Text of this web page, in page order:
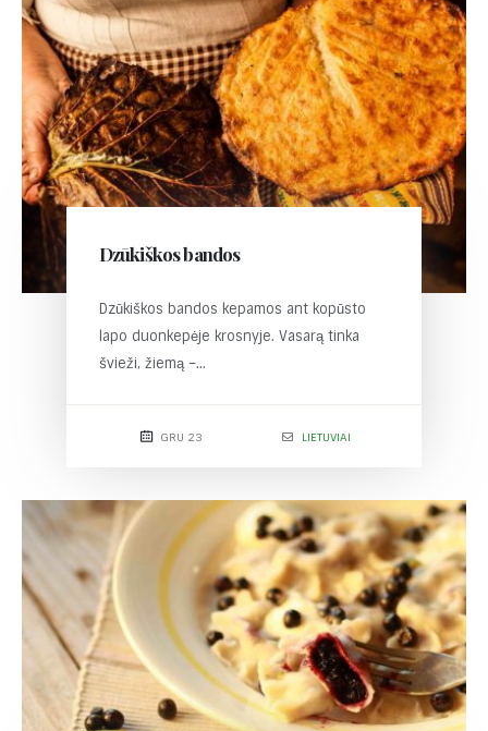
Dzūkiškos bandos
Dzūkiškos bandos kepamos ant kopūsto
lapo duonkepėje krosnyje. Vasarą tinka
švieži, žiemą –...
GRU 23 LIETUVIAI